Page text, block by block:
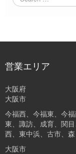
営業エリア
大阪府
大阪市
今福西、今福東、今
東、諏訪、成育、関
西、東中浜、古市、
大阪市